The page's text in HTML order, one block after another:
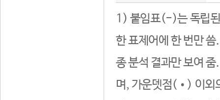
1) 붙임표(-)는 독립된
한 표제어에 한 번만
종 분석 결과만 보여
며, 가운뎃점(•) 이외